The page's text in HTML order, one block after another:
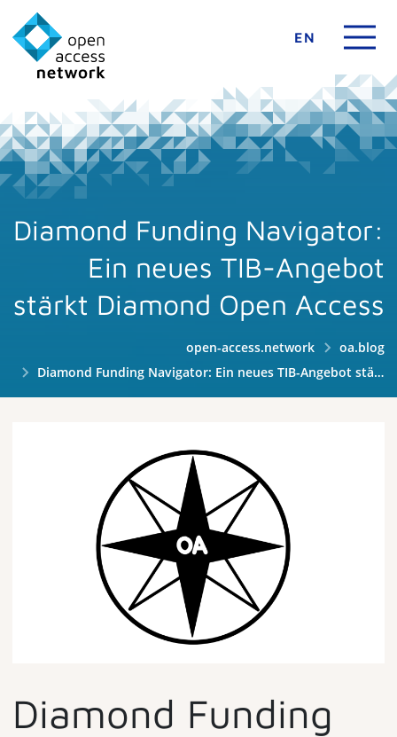
EN
Diamond Funding Navigator:
Ein neues TIB-Angebot
stärkt Diamond Open Access
open-access.network
oa.blog
Diamond Funding Navigator: Ein neues TIB-Angebot stärkt Diamond Open Access
Diamond Funding